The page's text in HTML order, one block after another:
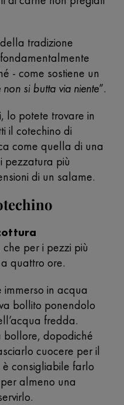
tradizione
- come sostiene un
si butta via niente”.
lo potete trovare in
il cotechino di
come quella di una
pezzatura più
di un salame.
che per i pezzi più
quattro ore.
in acqua
bollito ponendolo
fredda.
bollore, dopodiché
cuocere per il
consigliabile farlo
almeno una